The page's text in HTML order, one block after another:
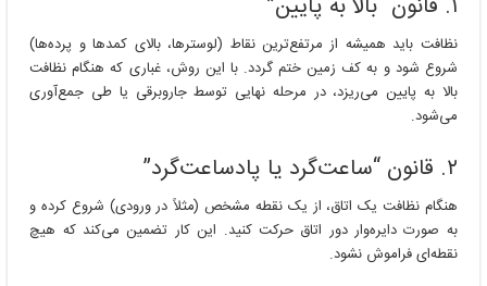
نظافت باید همیشه از مرتفع‌ترین نقاط (لوسترها، بالای کمدها و پرده‌ها)
شروع شود و به کف زمین ختم گردد. با این روش، غباری که هنگام نظافت
بالا به پایین می‌ریزد، در مرحله نهایی توسط جاروبرقی یا طی جمع‌آوری
می‌شود.
۲. قانون “ساعت‌گرد یا پادساعت‌گرد”
هنگام نظافت یک اتاق، از یک نقطه مشخص (مثلاً در ورودی) شروع کرده و
به صورت دایره‌وار دور اتاق حرکت کنید. این کار تضمین می‌کند که هیچ
نقطه‌ای فراموش نشود.